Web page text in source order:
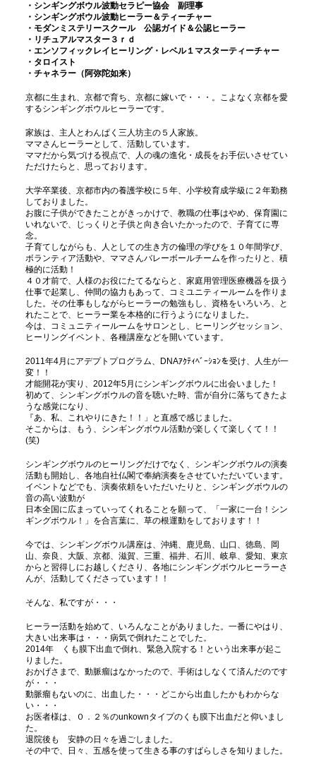
・シンギングボウル波動セラピー協会 副理事
・シンギングボウル波動ヒーラー＆ティーチャー
・モダンミステリースクール 公認ガイド＆公認ヒーラー
・リチュアルマスター３ｒｄ
・エンソフィックレイヒーリング・レベル１マスターティーチャー
・タロイスト
・チャネラー（阿弥陀如来）
京都に生まれ、京都で育ち、京都に嫁いで・・・。こよなく京都を愛
するシンギングボウルヒーラーです。
家族は、主人とわんぱく三人坊主の５人家族。
ママさんヒーラーとして、活動しています。
ママだから気づける視点で、人の魂の進化・成長をお手伝いさせてい
ただけたらと、思っております。
大学卒業後、京都市内の養護学校に５年、小学校育成学級に２年勤務
しておりました。
お腹に子供ができたことがきっかけで、教職の仕事はやめ、保育園に
いれないで、じっくりと子供と向き合いたかったので、子育てに専
念。
子育てしながらも、人としての生き方の倫理の学びを１０年間学び、
ボランティア活動や、ママさんバレーボールチームを作ったりと、積
極的に活動！
４０才前で、人様のお役にたてるならと、家庭用管理医療機器を扱う
仕事で起業し、仲間の協力もあって、コミユニティールームを作りま
した。その仕事もしながらヒーラーの勉強もし、資格をいろいろ、と
れたことで、ヒーラー業を本格的に行うようになりました。
今は、コミュニティールームをサロンとし、ヒーリングセッション、
ヒーリングイベント、各種講座などを開いています。
2011年4月にアデプトプログラム、DNAｱｸﾃｨﾍﾞｰｼｮﾝを受け、人生が一
変！！
才能開花が実り、2012年5月にシンギングボウルに出会いました！
初めて、シンギングボウルの音を聴いた時、雷が自分に落ちてきたよ
うな感覚になり、
『あ、私、これやりにきた！！」と直感で感じました。
そこからは、もう、シンギングボウル活動が楽しくて楽しくて！！
(笑)
シンギングボウルのヒーリングだけでなく、シンギングボウルの演奏
活動も開始し、各地自社仏閣で奉納演奏をさせていただいています。
イベントなどでも、演奏依頼をいただいたりと、シンギングボウルの
音の高い波動が
日本全国に広まっていってくれることを願って、「一家に一台！シン
ギングボウル！」を合言葉に、草の根運動をしております！！
今では、シンギングボウル講座は、沖縄、鹿児島、山口、徳島、岡
山、奈良、大阪、京都、滋賀、三重、福井、石川、岐阜、愛知、東京
からと習得しにお越しくださり、各地にシンギングボウルヒーラーさ
んが、活動してくださっています！！
そんな、私ですが・・・
ヒーラー活動を始めて、いろんなことがありました。一番にやはり、
大きい出来事は・・・病気で倒れたことでした。
2014年 くも膜下出血で倒れ、緊急入院する！という出来事が起こ
りました。
おかげさまで、動脈瘤はなかったので、手術はしなくて済んだのです
が・・・
動脈瘤もないのに、出血した・・・どこから出血したかもわからな
い・・・
お医者様は、０．２％のunkownタイプのくも膜下出血だと仰いまし
た。
退院後も 安静の日々を過ごしました。
その中で、日々、五感を使って生きる事のすばらしさを知りました。